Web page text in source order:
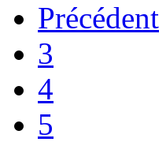
Précédent
3
4
5